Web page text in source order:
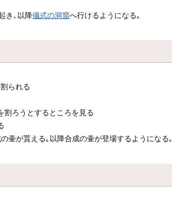
き､以降儀式の洞窟へ行けるようになる｡
られる
割ろうとするところを見る
壷が貰える｡以降合成の壷が登場するようになる｡